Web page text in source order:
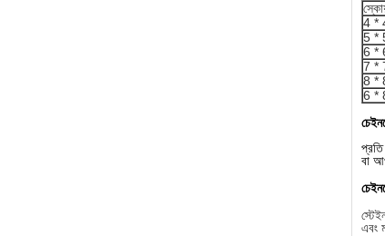
4 *
5 *
6 *
7 *
8 *
6 *
বা
এবং